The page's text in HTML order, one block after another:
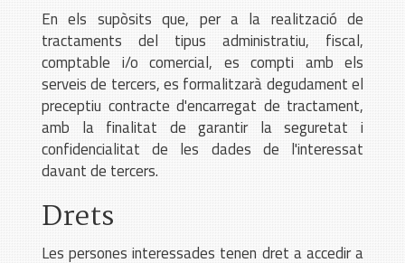
En els supòsits que, per a la realització de
tractaments del tipus administratiu, fiscal,
comptable i/o comercial, es compti amb els
serveis de tercers, es formalitzarà degudament el
preceptiu contracte d'encarregat de tractament,
amb la finalitat de garantir la seguretat i
confidencialitat de les dades de l'interessat
davant de tercers.
Drets
Les persones interessades tenen dret a accedir a